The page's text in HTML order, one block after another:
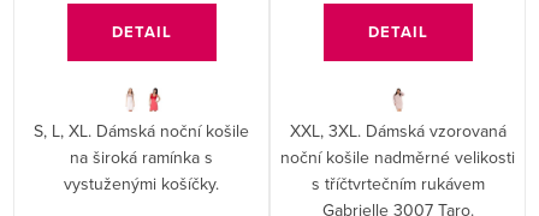
DETAIL
S, L, XL. Dámská noční košile
na široká ramínka s
vystuženými košíčky.
DETAIL
XXL, 3XL. Dámská vzorovaná
noční košile nadměrné velikosti
s tříčtvrtečním rukávem
Gabrielle 3007 Taro.